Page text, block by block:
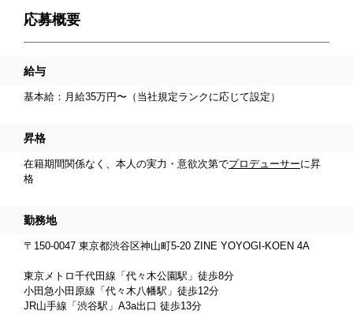
応募概要
給与
基本給：月給35万円〜（当社規定ランクに応じて設定）
昇格
在籍期間関係なく、本人の実力・意欲次第でプロデューサーに昇
格
勤務地
〒150-0047 東京都渋谷区神山町5-20 ZINE YOYOGI-KOEN 4A
東京メトロ千代田線「代々木公園駅」徒歩8分
小田急小田原線「代々木八幡駅」徒歩12分
JR山手線「渋谷駅」A3a出口 徒歩13分